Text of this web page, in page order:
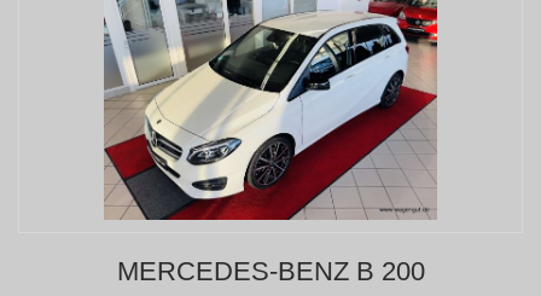
MERCEDES-BENZ B 200